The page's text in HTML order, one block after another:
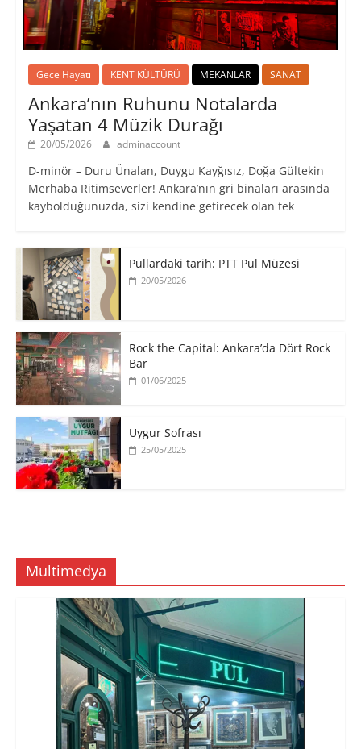
Gece Hayatı KENT KÜLTÜRÜ MEKANLAR SANAT
Ankara’nın Ruhunu Notalarda
Yaşatan 4 Müzik Durağı
20/05/2026 adminaccount
D-minör – Duru Ünalan, Duygu Kayğısız, Doğa Gültekin
Merhaba Ritimseverler! Ankara’nın gri binaları arasında
kaybolduğunuzda, sizi kendine getirecek olan tek
Pullardaki tarih: PTT Pul Müzesi
20/05/2026
Rock the Capital: Ankara’da Dört Rock
Bar
01/06/2025
Uygur Sofrası
25/05/2025
Multimedya